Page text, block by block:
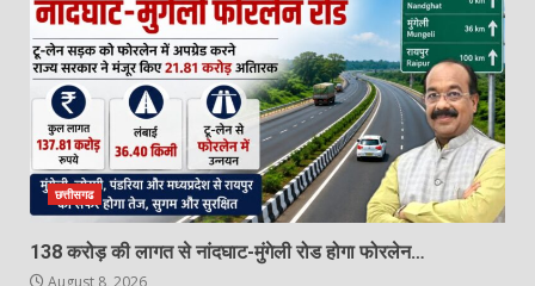
7
एसडीओपी जशपुर चंद्रशेखर परमा को
भावभीनी विदाई, निमितेश सिंह ने संभाला
एसडीओपी जशपुर का पदभार…
August 8, 2026
छत्तीसगढ
138 करोड़ की लागत से नांदघाट-मुंगेली रोड होगा फोरलेन…